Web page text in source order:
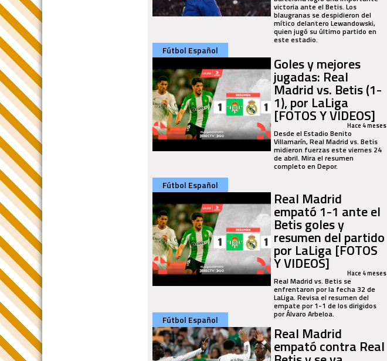
victoria ante el Betis. Los
blaugranas se despidieron del
mítico delantero Lewandowski,
quien jugó su último partido en
este estadio.
Fútbol Español
Goles y mejores
jugadas: Real
Madrid vs. Betis (1-
1), por LaLiga
[FOTOS Y VIDEOS]
Hace 4 meses
Desde el Estadio Benito
Villamarín, Real Madrid vs. Betis
midieron fuerzas este viernes 24
de abril. Mira el resumen
completo en Depor.
Fútbol Español
Real Madrid
empató 1-1 ante el
Betis goles y
resumen del partido
por LaLiga [FOTOS
Y VIDEOS] Hace 4 meses
Real Madrid vs. Betis se
enfrentaron por la fecha 32 de
LaLiga. Revisa el resumen del
empate por 1-1 de los dirigidos
por Álvaro Arbeloa.
Fútbol Español
Real Madrid
empató contra Real